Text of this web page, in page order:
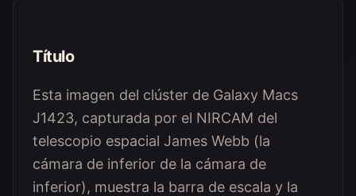
Título
Esta imagen del clúster de Galaxy Macs
J1423, capturada por el NIRCAM del
telescopio espacial James Webb (la
cámara de inferior de la cámara de
inferior), muestra la barra de escala y la